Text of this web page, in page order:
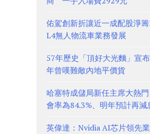
佑駕創新折讓近一成配股淨
L4無人物流車業務發展
57年歷史「頂好大光麵」宣
年曾嘆難敵內地平價貨
哈塞特成儲局新任主席大熱
會率為84.3%、明年預計再減
英偉達：Nvidia AI芯片領先